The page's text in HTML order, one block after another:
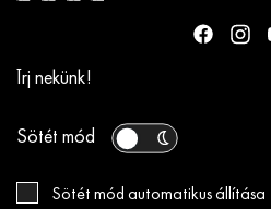
Írj nekünk!
Sötét mód
Sötét mód automatikus állítása